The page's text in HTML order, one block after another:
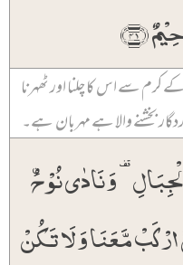
﴿۴۱﴾
کرم سے اس کا چلنا اور ٹھہرنا
بخشنے والا ہے مہربان ہے۔
وَ نَادٰی نُوۡحُۨ
مَّعَنَا وَ لَا تَکُنۡ